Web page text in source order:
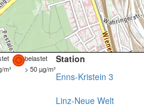
belastet
m³ > 50 µg/m³
Station
Enns-Kristein 3
Linz-Neue Welt